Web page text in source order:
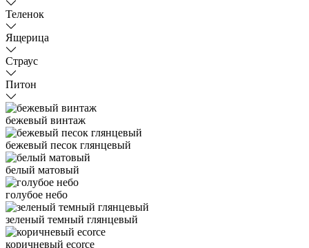
Теленок
Ящерица
Страус
Питон
бежевый винтаж
бежевый песок глянцевый
белый матовый
голубое небо
зеленый темный глянцевый
коричневый ecorce